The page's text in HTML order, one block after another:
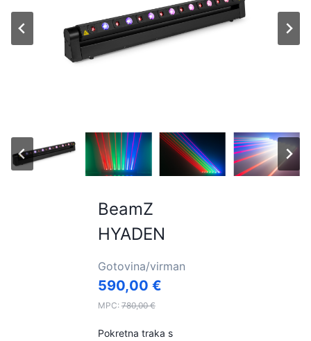
BeamZ
HYADEN
Gotovina/virman
590,00€
MPC: 780,00€
Pokretna traka s